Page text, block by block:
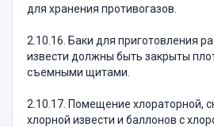
для хранения противогазов.
2.10.16. Баки для приготовления
извести должны быть закрыты
съемными щитами.
2.10.17. Помещение хлораторной,
хлорной извести и баллонов с